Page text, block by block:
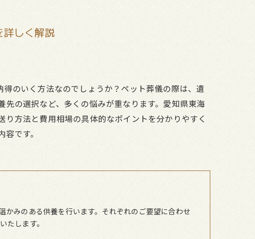
しく解説
のいく方法なのでしょうか？ペット葬儀の際は、遺
の選択など、多くの悩みが重なります。愛知県東海
方法と費用相場の具体的なポイントを分かりやすく
です。
かみのある供養を行います。それぞれのご要望に合わせ
たします。